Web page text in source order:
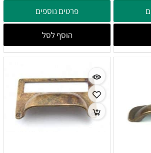
פרטים נוספים
הוסף לסל